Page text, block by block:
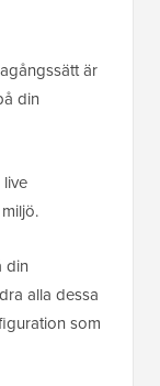
är
din
din
alla dessa
som